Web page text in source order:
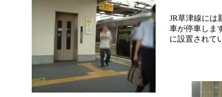
JR草津線には
車が停車しま
に設置されて